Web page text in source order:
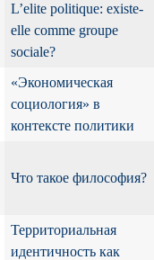
L’elite politique: existe-
elle comme groupe
sociale?
«Экономическая
социология» в
контексте политики
Что такое философия?
Территориальная
идентичность как